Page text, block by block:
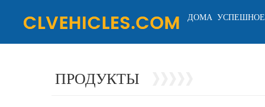
ДОМА
ПРОДУКТЫ